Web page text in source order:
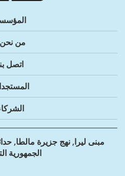
من
اتصل
الجمهورية